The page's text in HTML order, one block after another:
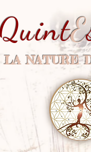
E
LA NATURE